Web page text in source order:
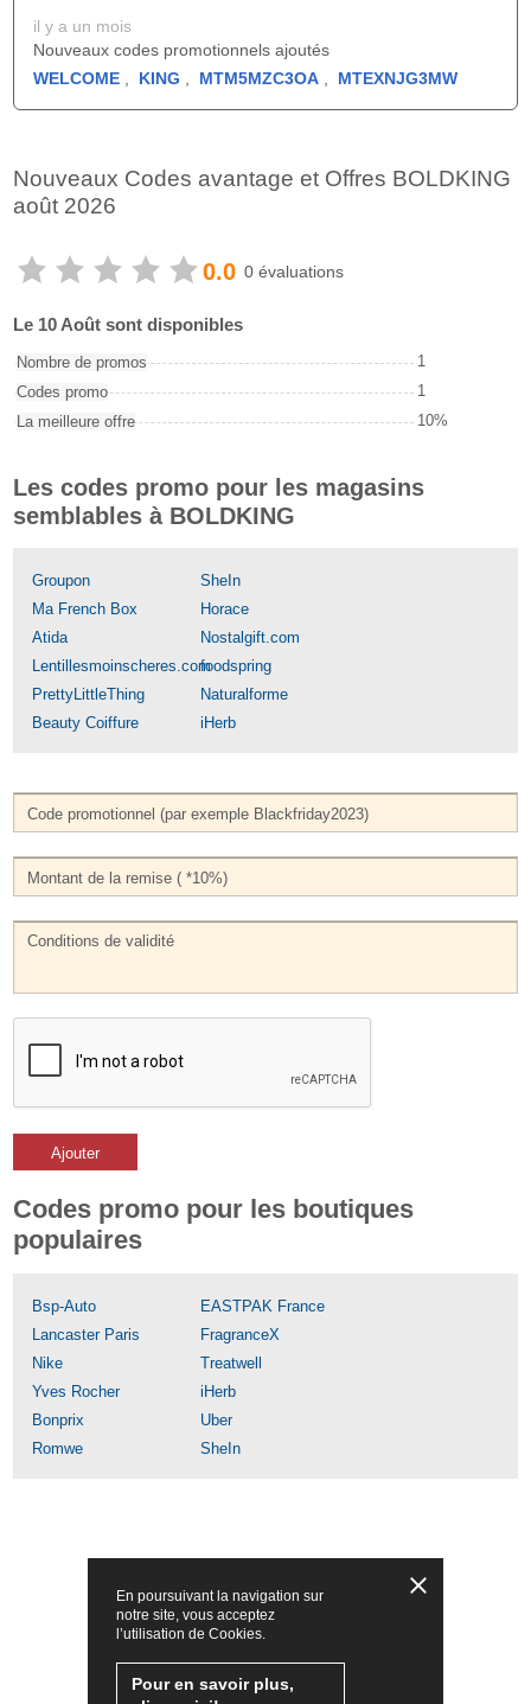
il y a un mois
Nouveaux codes promotionnels ajoutés
WELCOME
KING MTM5MZC3OA MTEXNJG3MW
Nouveaux Codes avantage et Offres BOLDKING
août 2026
0.0 0 évaluations
Le 10 Août sont disponibles
Nombre de promos
1
Codes promo
1
La meilleure offre
10%
Les codes promo pour les magasins
semblables à BOLDKING
Groupon
SheIn
Ma French Box
Horace
Atida
Nostalgift.com
Lentillesmoinscheres.comfoodspring
PrettyLittleThing
Naturalforme
Beauty Coiffure
iHerb
Ajouter
Codes promo pour les boutiques
populaires
Bsp-Auto
EASTPAK France
Lancaster Paris
FragranceX
Nike
Treatwell
Yves Rocher
iHerb
Bonprix
Uber
Romwe
SheIn
En poursuivant la navigation sur
notre site, vous acceptez
l’utilisation de Cookies.
Pour en savoir plus,